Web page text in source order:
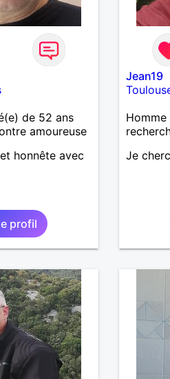
de 52 ans
amoureuse
honnête avec
profil
Jean19
Je